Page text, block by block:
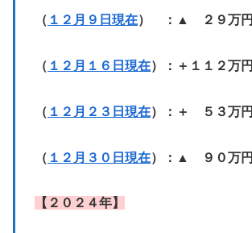
（ １２月９日現在） ：▲ ２９万円
（ １２月１６日現在）：＋１１２万円
（ １２月２３日現在）：＋ ５３万円
（ １２月３０日現在）：▲ ９０万円
【２０２４年】